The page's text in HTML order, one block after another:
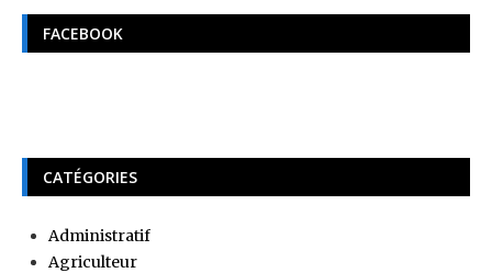
FACEBOOK
CATÉGORIES
Administratif
Agriculteur